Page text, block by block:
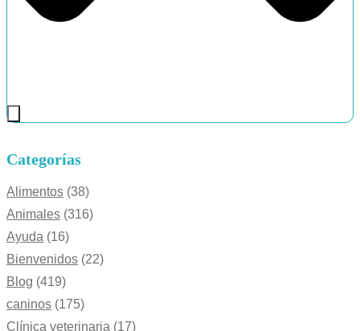
Categorías
Alimentos (38)
Animales (316)
Ayuda (16)
Bienvenidos (22)
Blog (419)
caninos (175)
Clínica veterinaria (17)